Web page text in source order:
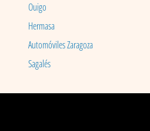
Ouigo
Hermasa
Automóviles Zaragoza
Sagalés